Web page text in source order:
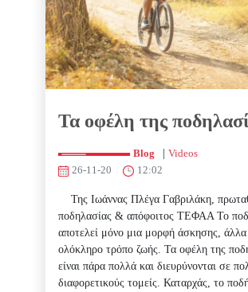
Τα οφέλη της
Blog | Videos
26-11-20
12:02
Της Ιωάννας Πλέγα Γαβριλάκη,
ποδηλασίας & απόφοιτος ΤΕΦΑΑ Το
αποτελεί μόνο μια μορφή άσκησης, άλλα
ολόκληρο τρόπο ζωής. Τα οφέλη της
είναι πάρα πολλά και διευρύνονται σε
διαφορετικούς τομείς. Καταρχάς, το